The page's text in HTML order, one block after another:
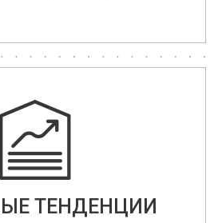
ТЕНДЕНЦИИ